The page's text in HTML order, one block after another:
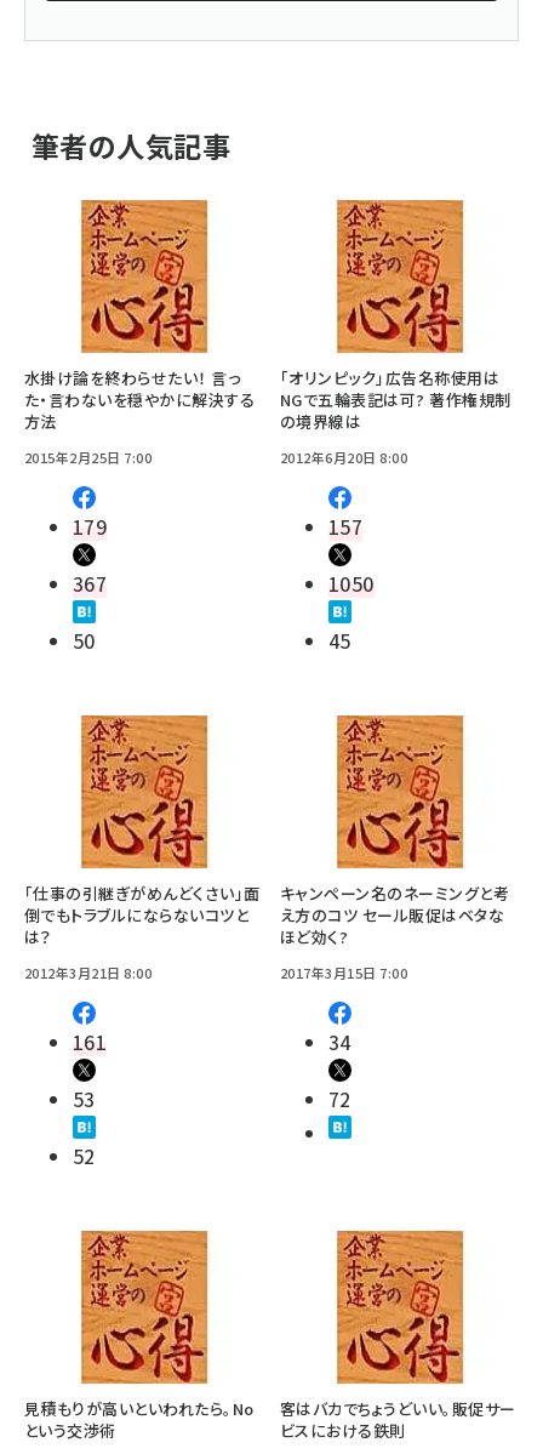
筆者の人気記事
水掛け論を終わらせたい！ 言っ
た・言わないを穏やかに解決する
方法
2015年2月25日 7:00
179
367
50
「オリンピック」広告名称使用は
NGで五輪表記は可? 著作権規制
の境界線は
2012年6月20日 8:00
157
1050
45
「仕事の引継ぎがめんどくさい」面
倒でもトラブルにならないコツと
は？
2012年3月21日 8:00
161
53
52
キャンペーン名のネーミングと考
え方のコツ セール販促はベタな
ほど効く?
2017年3月15日 7:00
34
72
見積もりが高いといわれたら。No
という交渉術
客はバカでちょうどいい。販促サー
ビスにおける鉄則